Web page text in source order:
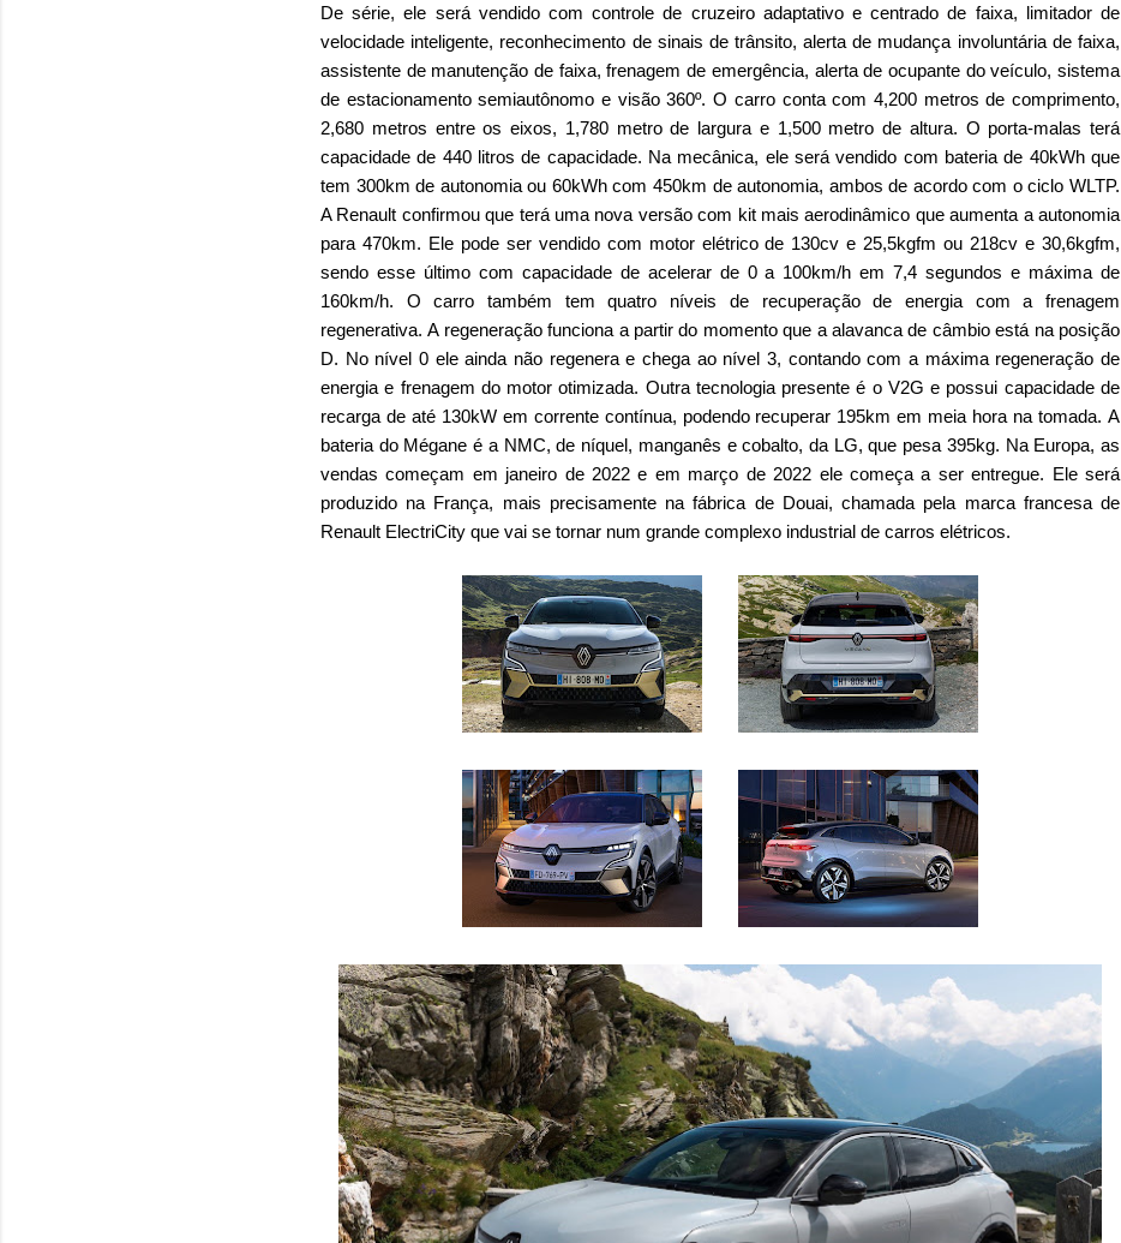
De série, ele será vendido com controle de cruzeiro adaptativo e centrado de faixa, limitador de
velocidade inteligente, reconhecimento de sinais de trânsito, alerta de mudança involuntária de faixa,
assistente de manutenção de faixa, frenagem de emergência, alerta de ocupante do veículo, sistema
de estacionamento semiautônomo e visão 360º. O carro conta com 4,200 metros de comprimento,
2,680 metros entre os eixos, 1,780 metro de largura e 1,500 metro de altura. O porta-malas terá
capacidade de 440 litros de capacidade. Na mecânica, ele será vendido com bateria de 40kWh que
tem 300km de autonomia ou 60kWh com 450km de autonomia, ambos de acordo com o ciclo WLTP.
A Renault confirmou que terá uma nova versão com kit mais aerodinâmico que aumenta a autonomia
para 470km. Ele pode ser vendido com motor elétrico de 130cv e 25,5kgfm ou 218cv e 30,6kgfm,
sendo esse último com capacidade de acelerar de 0 a 100km/h em 7,4 segundos e máxima de
160km/h. O carro também tem quatro níveis de recuperação de energia com a frenagem
regenerativa.A regeneração funciona a partir do momento que a alavanca de câmbio está na posição
D. No nível 0 ele ainda não regenera e chega ao nível 3, contando com a máxima regeneração de
energia e frenagem do motor otimizada. Outra tecnologia presente é o V2G e possui capacidade de
recarga de até 130kW em corrente contínua, podendo recuperar 195km em meia hora na tomada. A
bateria do Mégane é a NMC, de níquel, manganês e cobalto, da LG, que pesa 395kg. Na Europa, as
vendas começam em janeiro de 2022 e em março de 2022 ele começa a ser entregue. Ele será
produzido na França, mais precisamente na fábrica de Douai, chamada pela marca francesa de
Renault ElectriCity que vai se tornar num grande complexo industrial de carros elétricos.